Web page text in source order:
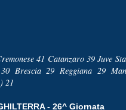
41 Catanzaro 39 Juve
Brescia 29 Reggiana 29
21
- 26^ Giornata